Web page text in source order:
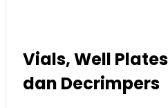
Vials, Well
dan Decrimpers